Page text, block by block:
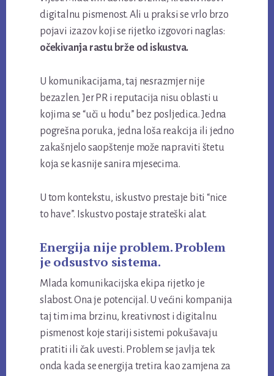
digitalnu pismenost. Ali u praksi se vrlo brzo
pojavi izazov koji se rijetko izgovori naglas:
očekivanja rastu brže od iskustva.
U komunikacijama, taj nesrazmjer nije
bezazlen. Jer PR i reputacija nisu oblasti u
kojima se “uči u hodu” bez posljedica. Jedna
pogrešna poruka, jedna loša reakcija ili jedno
zakašnjelo saopštenje može napraviti štetu
koja se kasnije sanira mjesecima.
U tom kontekstu, iskustvo prestaje biti “nice
to have”. Iskustvo postaje strateški alat.
Energija nije problem. Problem
je odsustvo sistema.
Mlada komunikacijska ekipa rijetko je
slabost. Ona je potencijal. U većini kompanija
taj tim ima brzinu, kreativnost i digitalnu
pismenost koje stariji sistemi pokušavaju
pratiti ili čak uvesti. Problem se javlja tek
onda kada se energija tretira kao zamjena za